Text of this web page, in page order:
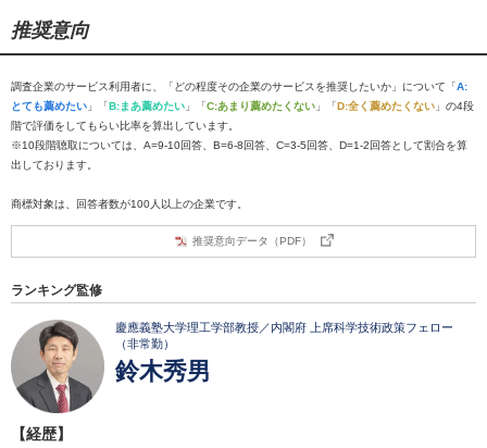
推奨意向
調査企業のサービス利用者に、「どの程度その企業のサービスを推奨したいか」について「A:
とても薦めたい 」「B:まあ薦めたい 」「C:あまり薦めたくない 」「D:全く薦めたくない 」の4段
階で評価をしてもらい比率を算出しています。
※10段階聴取については、A=9-10回答、B=6-8回答、C=3-5回答、D=1-2回答として割合を算
出しております。
商標対象は、回答者数が100人以上の企業です。
推奨意向データ（PDF）
ランキング監修
慶應義塾大学理工学部教授／内閣府 上席科学技術政策フェロー
（非常勤）
鈴木秀男
【経歴】